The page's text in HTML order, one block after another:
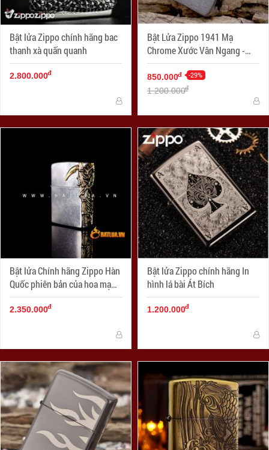
Bật lửa Zippo chính hãng bac
thanh xà quấn quanh
2.800.000đ
Bật Lửa Zippo 1941 Mạ
Chrome Xước Vân Ngang -
SKU 1941 – Zippo Replica
1941 Brushed Chrome
850.000đ -29%
1.200.000đ
Bật lửa Chính hãng Zippo Hàn
Quốc phiên bản của hoa mạ
vàng cát đen chết Skull
2.350.000đ
Bật lửa Zippo chính hãng In
hình lá bài Át Bích
1.200.000đ